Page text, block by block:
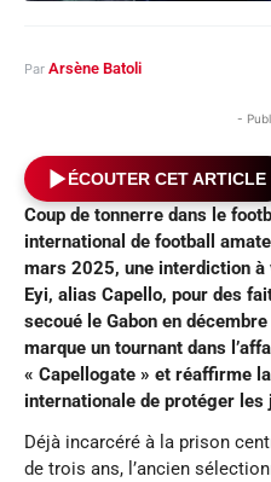
Par Arsène Batoli
-
ÉCOUTER CET ARTICLE
Coup de tonnerre dans le
international de football
mars 2025, une interdiction
Eyi, alias Capello, pour des
secoué le Gabon en
marque un tournant dans
« Capellogate » et réaffirme
internationale de protéger les
Déjà incarcéré à la prison
de trois ans, l’ancien